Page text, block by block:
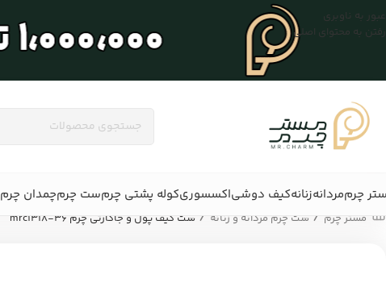
عبور به ناوبری
رفتن به محتوای اصلی
چرممردانهزنانهکیف دوشیاکسسوریکوله پشتی چرمست چرمچمدان چرم
مستر چرم / ست چرم مردانه و زنانه / ست کیف پول و جاکارتی چرم mrc1318-36